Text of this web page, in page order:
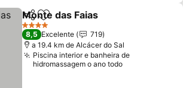
PartilharAdicionar aos favoritos
Monte das Faias
4 Estrelas
8,5 Excelente
719
a 19.4 km de Alcácer do Sal
Piscina interior e banheira de
hidromassagem o ano todo